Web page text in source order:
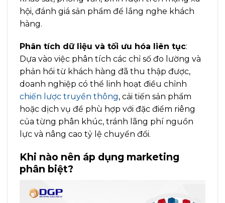
hội, đánh giá sản phẩm để lắng nghe khách
hàng.
Phân tích dữ liệu và tối ưu hóa liên tục:
Dựa vào việc phân tích các chỉ số đo lường và
phản hồi từ khách hàng đã thu thập được,
doanh nghiệp có thể linh hoạt điều chỉnh
chiến lược truyền thông, cải tiến sản phẩm
hoặc dịch vụ để phù hợp với đặc điểm riêng
của từng phân khúc, tránh lãng phí nguồn
lực và nâng cao tỷ lệ chuyển đổi.
Khi nào nên áp dụng marketing
phân biệt?